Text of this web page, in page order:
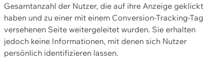
Gesamtanzahl der Nutzer, die auf ihre Anzeige geklickt
haben und zu einer mit einem Conversion-Tracking-Tag
versehenen Seite weitergeleitet wurden. Sie erhalten
jedoch keine Informationen, mit denen sich Nutzer
persönlich identifizieren lassen.